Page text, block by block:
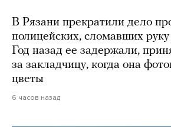
В Рязани прекратили дело
полицейских, сломавших руку
Год назад ее задержали,
за закладчицу, когда она
цветы
6 часов назад